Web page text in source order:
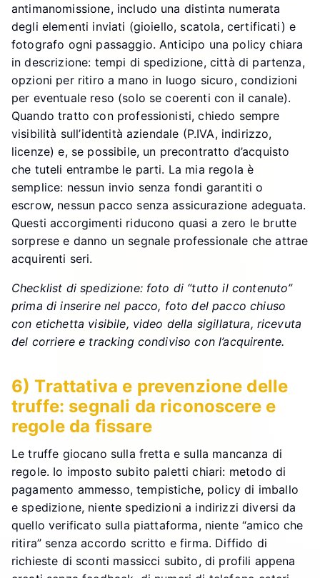
antimanomissione, includo una distinta numerata
degli elementi inviati (gioiello, scatola, certificati) e
fotografo ogni passaggio. Anticipo una policy chiara
in descrizione: tempi di spedizione, città di partenza,
opzioni per ritiro a mano in luogo sicuro, condizioni
per eventuale reso (solo se coerenti con il canale).
Quando tratto con professionisti, chiedo sempre
visibilità sull’identità aziendale (P.IVA, indirizzo,
licenze) e, se possibile, un precontratto d’acquisto
che tuteli entrambe le parti. La mia regola è
semplice: nessun invio senza fondi garantiti o
escrow, nessun pacco senza assicurazione adeguata.
Questi accorgimenti riducono quasi a zero le brutte
sorprese e danno un segnale professionale che attrae
acquirenti seri.
Checklist di spedizione: foto di “tutto il contenuto”
prima di inserire nel pacco, foto del pacco chiuso
con etichetta visibile, video della sigillatura, ricevuta
del corriere e tracking condiviso con l’acquirente.
6) Trattativa e prevenzione delle
truffe: segnali da riconoscere e
regole da fissare
Le truffe giocano sulla fretta e sulla mancanza di
regole. Io imposto subito paletti chiari: metodo di
pagamento ammesso, tempistiche, policy di imballo
e spedizione, niente spedizioni a indirizzi diversi da
quello verificato sulla piattaforma, niente “amico che
ritira” senza accordo scritto e firma. Diffido di
richieste di sconti massicci subito, di profili appena